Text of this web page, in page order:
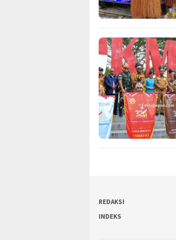
REDAKSI
INDEKS